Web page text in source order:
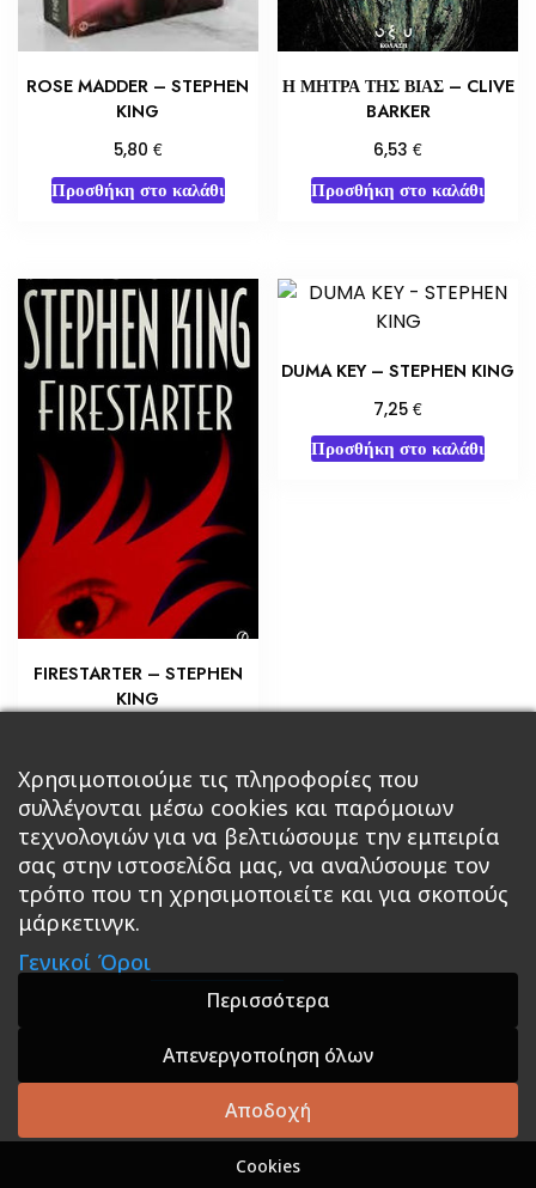
ROSE MADDER – STEPHEN
KING
5,80 €
Προσθήκη στο καλάθι
Η ΜΗΤΡΑ ΤΗΣ ΒΙΑΣ – CLIVE
BARKER
6,53€
Προσθήκη στο καλάθι
FIRESTARTER – STEPHEN
KING
Προσθήκη στο καλάθι
DUMA KEY – STEPHEN KING
7,25€
Προσθήκη στο καλάθι
Κεντρική Βιβλία
Roleplaying Games Ψυχαγωγία Εκδόσεις Βάρδος
Σε Προσφορά
A theme by GradientThemes - A theme by Gradient
Themes
Χρησιμοποιούμε τις πληροφορίες που
συλλέγονται μέσω cookies και παρόμοιων
τεχνολογιών για να βελτιώσουμε την εμπειρία
σας στην ιστοσελίδα μας, να αναλύσουμε τον
τρόπο που τη χρησιμοποιείτε και για σκοπούς
μάρκετινγκ.
Γενικοί Όροι
Περισσότερα
Απενεργοποίηση όλων
Αποδοχή
Cookies